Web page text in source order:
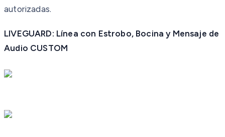
autorizadas.
LIVEGUARD: Línea con Estrobo, Bocina y Mensaje de
Audio CUSTOM